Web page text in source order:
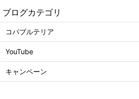
ブログカテゴリ
コパブルテリア
YouTube
キャンペーン